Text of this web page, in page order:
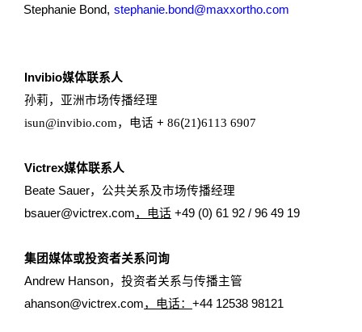
Stephanie Bond, stephanie.bond@maxxortho.com
Invibio媒体联系人
孙莉，亚洲市场传播经理
isun@invibio.com，电话 + 86(21)6113 6907
Victrex媒体联系人
Beate Sauer，公共关系及市场传播经理
bsauer@victrex.com，电话 +49 (0) 61 92 / 96 49 19
集团媒体或投资者关系问询
Andrew Hanson，投资者关系与传播主管
ahanson@victrex.com，电话： +44 12538 98121